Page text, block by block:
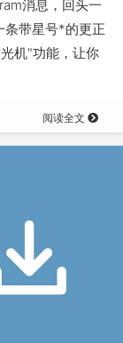
消息，回头一
条带星号*的更正
机"功能，让你
阅读全文